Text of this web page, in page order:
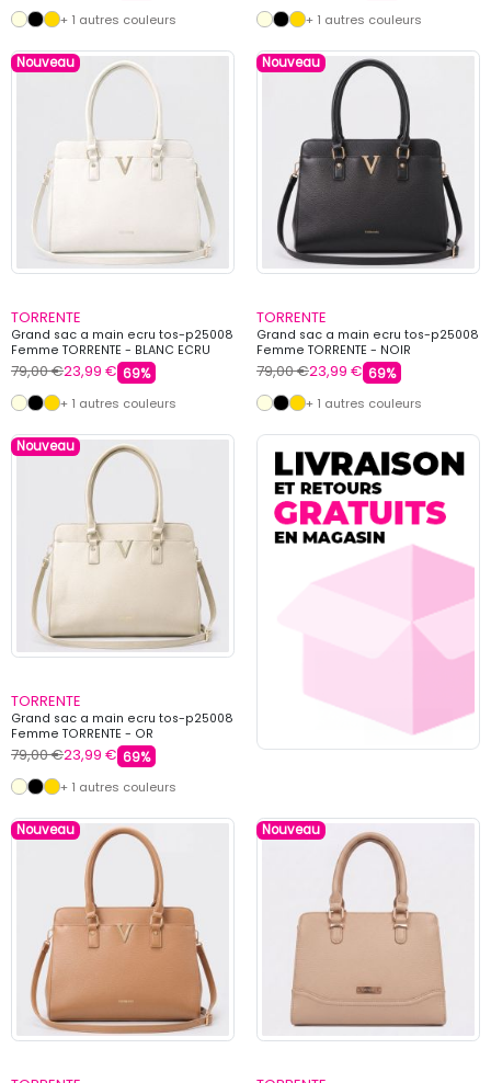
+ 1 autres couleurs
+ 1 autres couleurs
Nouveau
TORRENTE
Grand sac a main ecru tos-p25008
Femme TORRENTE - BLANC ECRU
79,00 €23,99 € 69%
+ 1 autres couleurs
Nouveau
TORRENTE
Grand sac a main ecru tos-p25008
Femme TORRENTE - NOIR
79,00 €23,99 € 69%
+ 1 autres couleurs
Nouveau
TORRENTE
Grand sac a main ecru tos-p25008
Femme TORRENTE - OR
79,00 €23,99 € 69%
+ 1 autres couleurs
Nouveau Nouveau